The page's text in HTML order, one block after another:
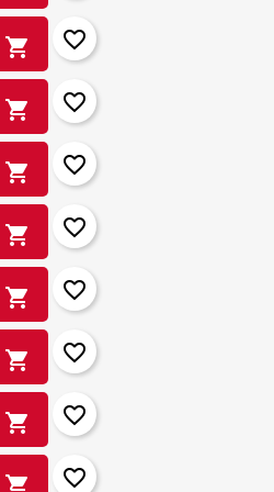
shopping_cart favorite_border
shopping_cart favorite_border
shopping_cart favorite_border
shopping_cart favorite_border
shopping_cart favorite_border
shopping_cart favorite_border
shopping_cart favorite_border
shopping_cart favorite_border